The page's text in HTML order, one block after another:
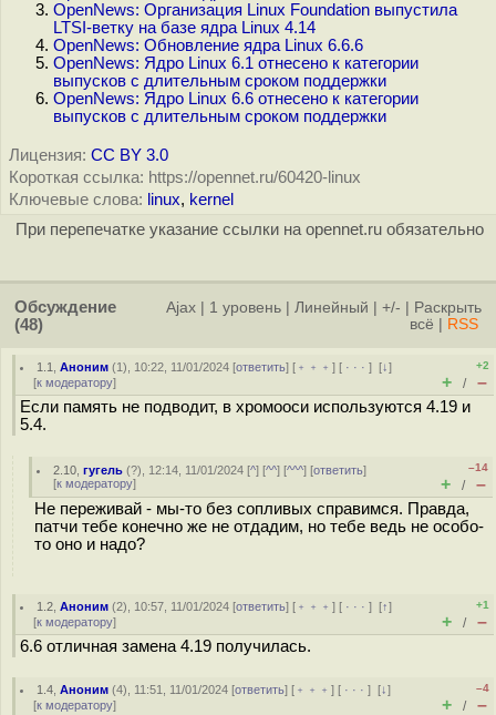
OpenNews: Организация Linux Foundation выпустила
LTSI-ветку на базе ядра Linux 4.14
OpenNews: Обновление ядра Linux 6.6.6
OpenNews: Ядро Linux 6.1 отнесено к категории
выпусков с длительным сроком поддержки
OpenNews: Ядро Linux 6.6 отнесено к категории
выпусков с длительным сроком поддержки
Лицензия: CC BY 3.0
Короткая ссылка: https://opennet.ru/60420-linux
Ключевые слова: linux, kernel
При перепечатке указание ссылки на opennet.ru обязательно
Обсуждение
(48)
Ajax 1 уровень Линейный +/-
Раскрыть
всё
RSS
1.1 ,Аноним (1), 10:22, 11/01/2024 [ответить] [ ﹢﹢﹢] [ · · ·][↓]
[к модератору]
+2
+ / –
Если память не подводит, в хромооси используются 4.19 и
5.4.
2.10 ,гугель (?), 12:14, 11/01/2024 [^] [^^] [^^^] [ответить]
[к модератору]
–14
+ / –
Не переживай - мы-то без сопливых справимся. Правда,
патчи тебе конечно же не отдадим, но тебе ведь не особо-
то оно и надо?
1.2 ,Аноним (2), 10:57, 11/01/2024 [ответить] [ ﹢﹢﹢] [ · · ·][↑]
[к модератору]
+1
+ / –
6.6 отличная замена 4.19 получилась.
1.4 ,Аноним (4), 11:51, 11/01/2024 [ответить] [ ﹢﹢﹢] [ · · ·][↓]
[к модератору]
–4
+ / –